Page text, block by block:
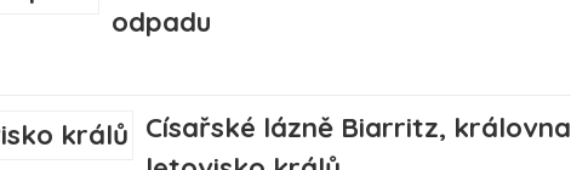
odpadu
Císařské lázně Biarritz,